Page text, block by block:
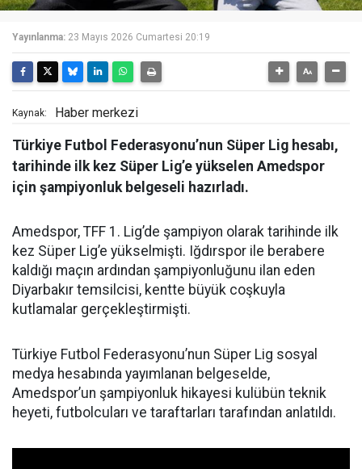
Yayınlanma: 23 Mayıs 2026 Cumartesi 20:19
Kaynak: Haber merkezi
Türkiye Futbol Federasyonu’nun Süper Lig hesabı,
tarihinde ilk kez Süper Lig’e yükselen Amedspor
için şampiyonluk belgeseli hazırladı.
Amedspor, TFF 1. Lig’de şampiyon olarak tarihinde ilk
kez Süper Lig’e yükselmişti. Iğdırspor ile berabere
kaldığı maçın ardından şampiyonluğunu ilan eden
Diyarbakır temsilcisi, kentte büyük coşkuyla
kutlamalar gerçekleştirmişti.
Türkiye Futbol Federasyonu’nun Süper Lig sosyal
medya hesabında yayımlanan belgeselde,
Amedspor’un şampiyonluk hikayesi kulübün teknik
heyeti, futbolcuları ve taraftarları tarafından anlatıldı.